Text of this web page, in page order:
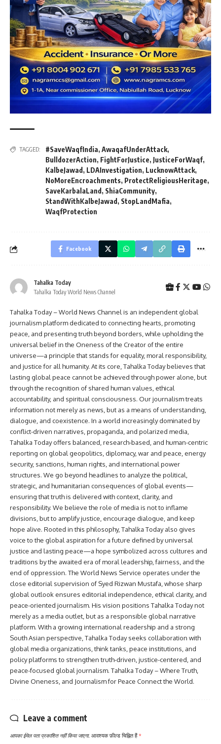
TAGGED: #SaveWaqfIndia, AwaqafUnderAttack,
BulldozerAction, FightForJustice, JusticeForWaqf,
KalbeJawad , LDAInvestigation, LucknowAttack,
NoMoreEncroachments, ProtectReligiousHeritage,
SaveKarbalaLand , ShiaCommunity,
StandWithKalbeJawad , StopLandMafia,
WaqfProtection
Facebook
Tahalka Today
Tahalka Today World News Channel
Tahalka Today – World News Channel is an independent global
journalism platform dedicated to connecting hearts, promoting
peace, and presenting truth beyond borders, while upholding the
universal belief in the Oneness of the Creator of the entire
universe—a principle that stands for equality, moral responsibility,
and justice for all humanity. At its core, Tahalka Today believes that
lasting global peace cannot be achieved through power alone, but
through the recognition of shared human values, ethical
accountability, and spiritual consciousness. Our journalism treats
information not merely as news, but as a means of understanding,
dialogue, and coexistence. In a world increasingly dominated by
conflict-driven narratives, propaganda, and polarized media,
Tahalka Today offers balanced, research-based, and human-centric
reporting on global geopolitics, diplomacy, war and peace, energy
security, sanctions, human rights, and international power
structures. We go beyond headlines to analyze the political,
strategic, and humanitarian consequences of global events—
ensuring that truth is delivered with context, clarity, and
responsibility. We believe the role of media is not to inflame
divisions, but to amplify justice, encourage dialogue, and keep
hope alive. Rooted in this philosophy, Tahalka Today also gives
voice to the global aspiration for a future defined by universal
justice and lasting peace—a hope symbolized across cultures and
traditions by the awaited era of moral leadership, fairness, and the
end of oppression. The World News Service operates under the
close editorial supervision of Syed Rizwan Mustafa, whose sharp
global outlook ensures editorial independence, ethical clarity, and
peace-oriented journalism. His vision positions Tahalka Today not
merely as a media outlet, but as a responsible global narrative
platform. With a growing international readership and a strong
South Asian perspective, Tahalka Today seeks collaboration with
global media organizations, think tanks, peace institutions, and
policy platforms to strengthen truth-driven, justice-centered, and
peace-focused global journalism. Tahalka Today – Where Truth,
Divine Oneness, and Journalism for Peace Connect the World.
Leave a comment
आपका ईमेल पता प्रकाशित नहीं किया जाएगा. आवश्यक फ़ील्ड चिह्नित हैं*